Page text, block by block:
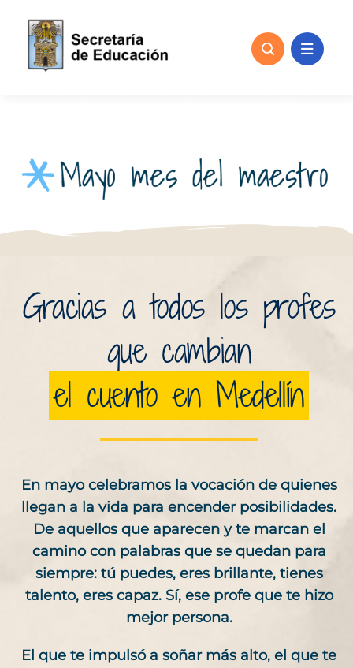
content
Gracias a todos los profes
que cambian
el cuento en Medellín
En mayo celebramos la vocación de quienes
llegan a la vida para encender posibilidades.
De aquellos que aparecen y te marcan el
camino con palabras que se quedan para
siempre: tú puedes, eres brillante, tienes
talento, eres capaz. Sí, ese profe que te hizo
mejor persona.
El que te impulsó a soñar más alto, el que te